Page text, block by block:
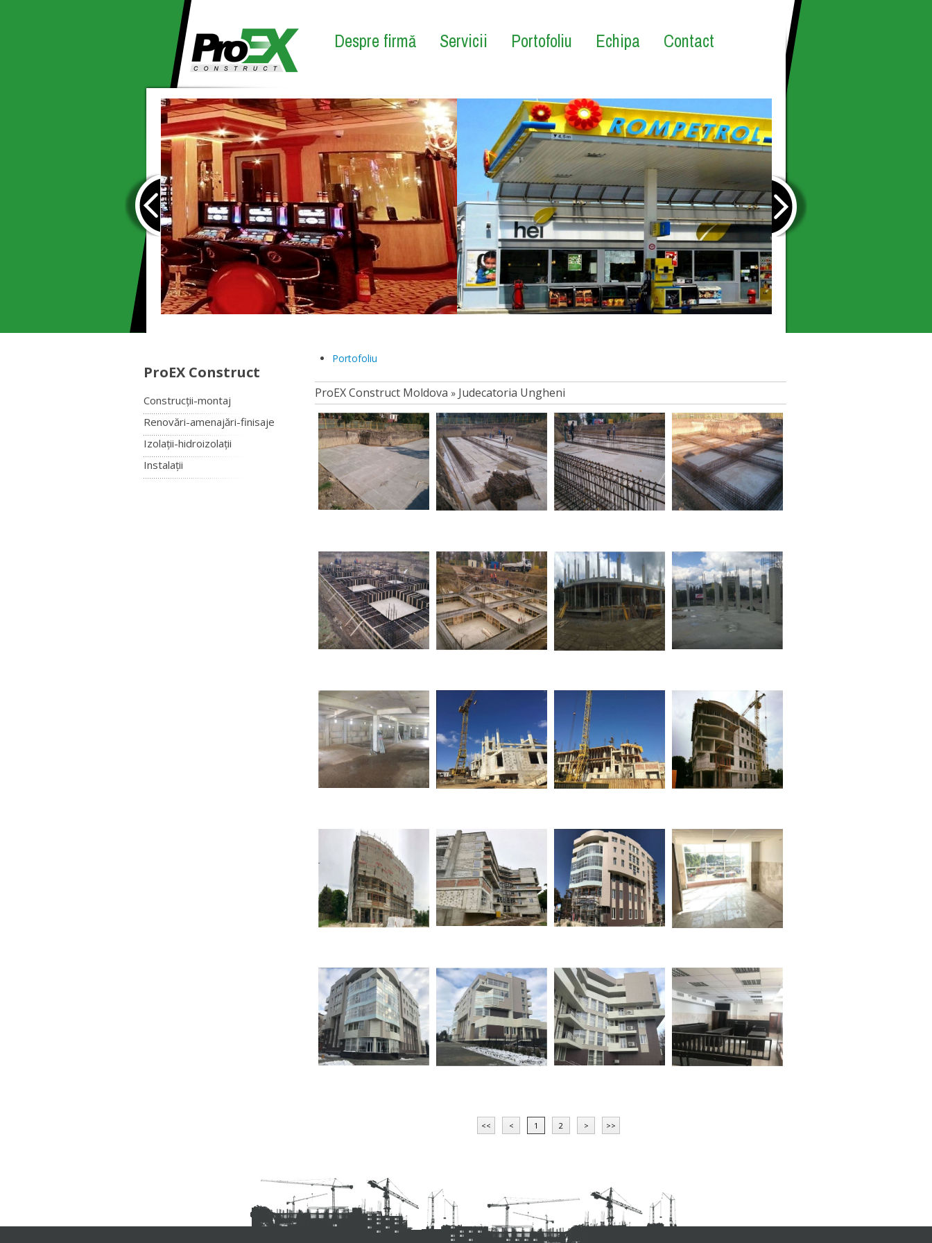
Despre firmă Servicii Portofoliu Echipa Contact
ProEX Construct
Construcții-montaj
Renovări-amenajări-finisaje
Izolații-hidroizolații
Instalații
Portofoliu
ProEX Construct Moldova » Judecatoria Ungheni
<< < 1 2 > >>